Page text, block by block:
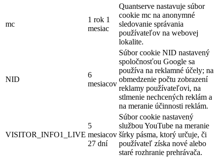
mc
1 rok 1
mesiac
Quantserve nastavuje súbor
cookie mc na anonymné
sledovanie správania
používateľov na webovej
lokalite.
NID
6
mesiacov
Súbor cookie NID nastavený
spoločnosťou Google sa
používa na reklamné účely; na
obmedzenie počtu zobrazení
reklamy používateľovi, na
stlmenie nechcených reklám a
na meranie účinnosti reklám.
VISITOR_INFO1_LIVE
5
mesiacov
27 dní
Súbor cookie nastavený
službou YouTube na meranie
šírky pásma, ktorý určuje, či
používateľ získa nové alebo
staré rozhranie prehrávača.